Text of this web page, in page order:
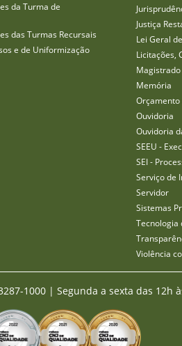
da Turma de
das Turmas Recursais
e de Uniformização
Justiça
Lei Geral
Licitações,
Magistrado
Memória
Orçamento
Ouvidoria
Ouvidoria
SEEU -
SEI -
Serviço de
Servidor
Sistemas
Tecnologia
Violência
1000 | Segunda a sexta das 12h